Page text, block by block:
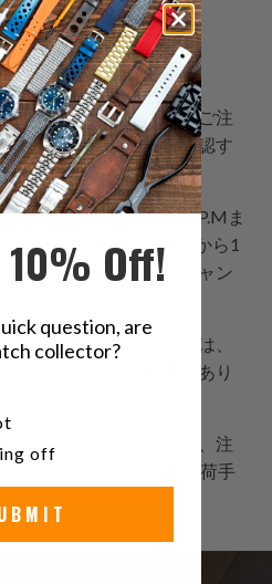
証されていないことにご注
出する前に、慎重に確認す
。
前9時A.Mから午後5時P.Mま
PST）注文が行われてから1
能な限り編集またはキャン
る前に発送された注文は、
に従って返送する必要があり
をキャンセルする場合、注
支払いから10％の再入荷手
。
10% Off!
question, are
collector?
collector?
off